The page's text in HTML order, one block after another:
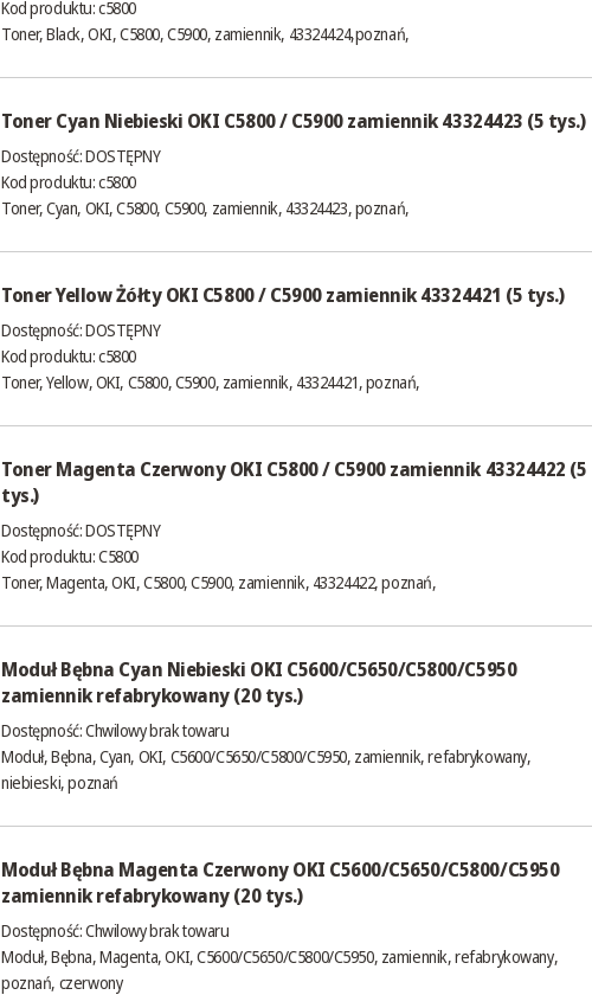
Kod produktu: c5800
Toner, Black, OKI, C5800, C5900, zamiennik, 43324424,poznań,
Toner Cyan Niebieski OKI C5800 / C5900 zamiennik 43324423 (5 tys.)
Dostępność:DOSTĘPNY
Kod produktu: c5800
Toner, Cyan, OKI, C5800, C5900, zamiennik, 43324423, poznań,
Toner Yellow Żółty OKI C5800 / C5900 zamiennik 43324421 (5 tys.)
Dostępność:DOSTĘPNY
Kod produktu: c5800
Toner, Yellow, OKI, C5800, C5900, zamiennik, 43324421, poznań,
Toner Magenta Czerwony OKI C5800 / C5900 zamiennik 43324422 (5
tys.)
Dostępność:DOSTĘPNY
Kod produktu: C5800
Toner, Magenta, OKI, C5800, C5900, zamiennik, 43324422, poznań,
Moduł Bębna Cyan Niebieski OKI C5600/C5650/C5800/C5950
zamiennik refabrykowany (20 tys.)
Dostępność:Chwilowy brak towaru
Moduł, Bębna, Cyan, OKI, C5600/C5650/C5800/C5950, zamiennik, refabrykowany,
niebieski, poznań
Moduł Bębna Magenta Czerwony OKI C5600/C5650/C5800/C5950
zamiennik refabrykowany (20 tys.)
Dostępność:Chwilowy brak towaru
Moduł, Bębna, Magenta, OKI, C5600/C5650/C5800/C5950, zamiennik, refabrykowany,
poznań, czerwony